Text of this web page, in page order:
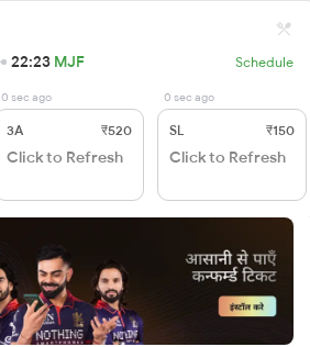
22:23 MJF Schedule
0 sec ago
3A ₹520
Click to Refresh
0 sec ago
SL ₹150
Click to Refresh